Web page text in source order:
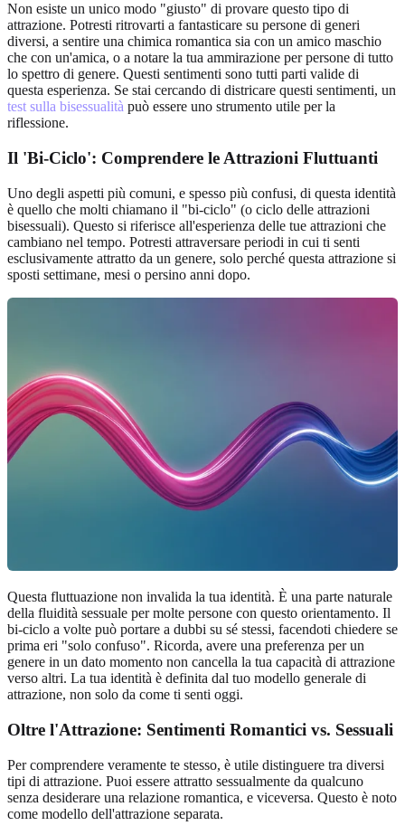
Non esiste un unico modo "giusto" di provare questo tipo di
attrazione. Potresti ritrovarti a fantasticare su persone di generi
diversi, a sentire una chimica romantica sia con un amico maschio
che con un'amica, o a notare la tua ammirazione per persone di tutto
lo spettro di genere. Questi sentimenti sono tutti parti valide di
questa esperienza. Se stai cercando di districare questi sentimenti, un
test sulla bisessualità può essere uno strumento utile per la
riflessione.
Il 'Bi-Ciclo': Comprendere le Attrazioni Fluttuanti
Uno degli aspetti più comuni, e spesso più confusi, di questa identità
è quello che molti chiamano il "bi-ciclo" (o ciclo delle attrazioni
bisessuali). Questo si riferisce all'esperienza delle tue attrazioni che
cambiano nel tempo. Potresti attraversare periodi in cui ti senti
esclusivamente attratto da un genere, solo perché questa attrazione si
sposti settimane, mesi o persino anni dopo.
Questa fluttuazione non invalida la tua identità. È una parte naturale
della fluidità sessuale per molte persone con questo orientamento. Il
bi-ciclo a volte può portare a dubbi su sé stessi, facendoti chiedere se
prima eri "solo confuso". Ricorda, avere una preferenza per un
genere in un dato momento non cancella la tua capacità di attrazione
verso altri. La tua identità è definita dal tuo modello generale di
attrazione, non solo da come ti senti oggi.
Oltre l'Attrazione: Sentimenti Romantici vs. Sessuali
Per comprendere veramente te stesso, è utile distinguere tra diversi
tipi di attrazione. Puoi essere attratto sessualmente da qualcuno
senza desiderare una relazione romantica, e viceversa. Questo è noto
come modello dell'attrazione separata.